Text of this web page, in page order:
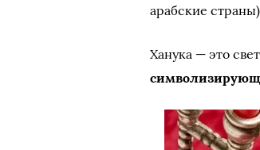
арабские
Ханука — это